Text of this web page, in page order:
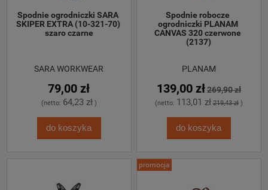
Spodnie ogrodniczki SARA
SKIPER EXTRA (10-321-70)
szaro czarne
SARA WORKWEAR
79,00 zł
(netto: 64,23 zł)
do koszyka
Spodnie robocze
ogrodniczki PLANAM
CANVAS 320 czerwone
(2137)
PLANAM
139,00 zł269,90 zł
(netto: 113,01 zł 219,43 zł)
do koszyka
promocja